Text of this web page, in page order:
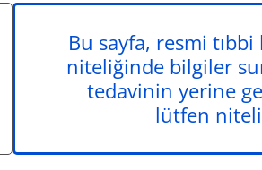
Bu sayfa, resmi
niteliğinde bilgiler
tedavinin yerine
lütfen